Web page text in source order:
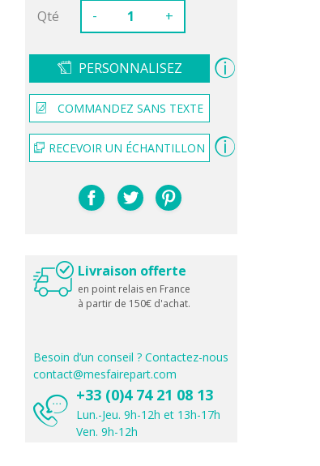
Qté - +
PERSONNALISEZ
COMMANDEZ SANS TEXTE
RECEVOIR UN ÉCHANTILLON
Livraison offerte
en point relais en France
à partir de 150€ d'achat.
Besoin d’un conseil ? Contactez-nous
contact@mesfairepart.com
+33 (0)4 74 21 08 13
Lun.-Jeu. 9h-12h et 13h-17h
Ven. 9h-12h